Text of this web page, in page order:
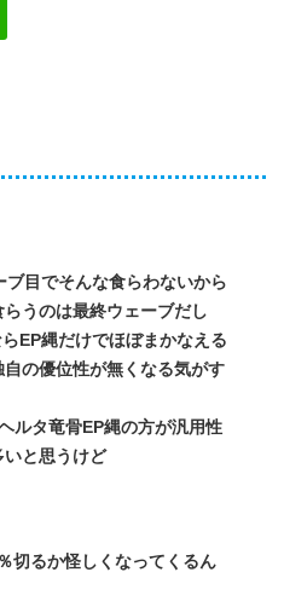
目でそんな食らわないから
うのは最終ウェーブだし
EP縄だけでほぼまかなえる
の優位性が無くなる気がす
ルタ竜骨EP縄の方が汎用性
と思うけど
切るか怪しくなってくるん